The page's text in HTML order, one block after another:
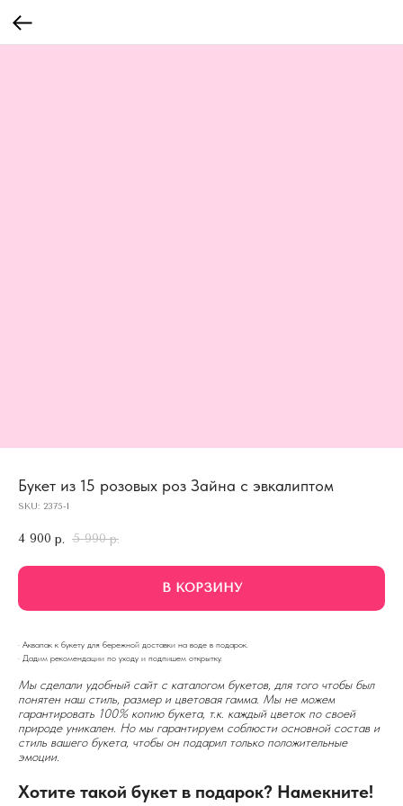
Букет из 15 розовых роз Зайна с эвкалиптом
SKU: 2375-1
4 900 р. 5 990 р.
В КОРЗИНУ
· Аквапак к букету для бережной доставки на воде в подарок.
· Дадим рекомендации по уходу и подпишем открытку.
Мы сделали удобный сайт с каталогом букетов, для того чтобы был
понятен наш стиль, размер и цветовая гамма. Мы не можем
гарантировать 100% копию букета, т.к. каждый цветок по своей
природе уникален. Но мы гарантируем соблюсти основной состав и
стиль вашего букета, чтобы он подарил только положительные
эмоции.
Хотите такой букет в подарок? Намекните!